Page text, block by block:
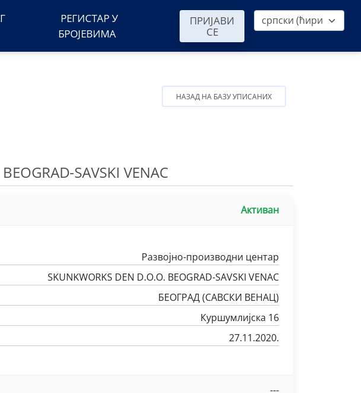
РЕГИСТАР У
БРОЈЕВИМА
ПРИЈАВИ
СЕ
НАЗАД НА БАЗУ УПИСАНИХ
SAVSKI VENAC
Активан
Развојно-производни центар
SKUNKWORKS DEN D.O.O. BEOGRAD-SAVSKI VENAC
БЕОГРАД (САВСКИ ВЕНАЦ)
Куршумлијска 16
27.11.2020.
---